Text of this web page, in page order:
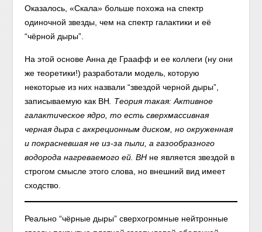
Оказалось, «Скала» больше похожа на спектр
одиночной звезды, чем на спектр галактики и её
“чёрной дыры”.
На этой основе Анна де Граафф и ее коллеги (ну они
же теоретики!) разработали модель, которую
некоторые из них назвали “звездой черной дыры”,
записываемую как BH. Теория такая: Активное
галактическое ядро, то есть сверхмассивная
черная дыра с аккреционным диском, но окруженная
и покрасневшая не из-за пыли, а газообразного
водорода нагреваемого ей. BH не является звездой в
строгом смысле этого слова, но внешний вид имеет
сходство.
Реально “чёрные дыры” сверхогромные нейтронные